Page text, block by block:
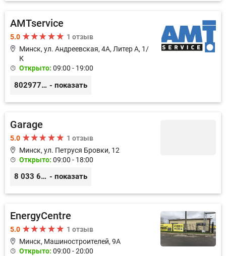
AMTservice
5.0
1 отзыв
Минск, ул. Андреевская, 4А, Литер А, 1/
К
Открыто: 09:00 - 19:00
80297783333 - показать
Garage
5.0
1 отзыв
Минск, ул. Петруся Бровки, 12
Открыто: 09:00 - 18:00
8 033 626 05 68 - показать
EnergyCentre
5.0
1 отзыв
Минск, Машиностроителей, 9A
Открыто: 09:00 - 20:00